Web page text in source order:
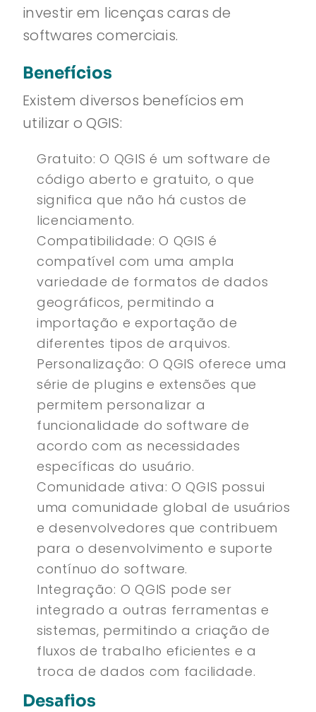
investir em licenças caras de
softwares comerciais.
Benefícios
Existem diversos benefícios em
utilizar o QGIS:
Gratuito: O QGIS é um software de
código aberto e gratuito, o que
significa que não há custos de
licenciamento.
Compatibilidade: O QGIS é
compatível com uma ampla
variedade de formatos de dados
geográficos, permitindo a
importação e exportação de
diferentes tipos de arquivos.
Personalização: O QGIS oferece uma
série de plugins e extensões que
permitem personalizar a
funcionalidade do software de
acordo com as necessidades
específicas do usuário.
Comunidade ativa: O QGIS possui
uma comunidade global de usuários
e desenvolvedores que contribuem
para o desenvolvimento e suporte
contínuo do software.
Integração: O QGIS pode ser
integrado a outras ferramentas e
sistemas, permitindo a criação de
fluxos de trabalho eficientes e a
troca de dados com facilidade.
Desafios